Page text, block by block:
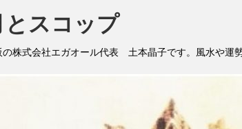
とスコップ
の株式会社エガオール代表 土本晶子です。風水や運